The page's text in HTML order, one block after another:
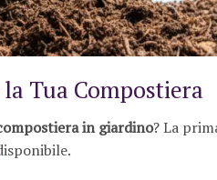
Tua Compostiera
in giardino? La